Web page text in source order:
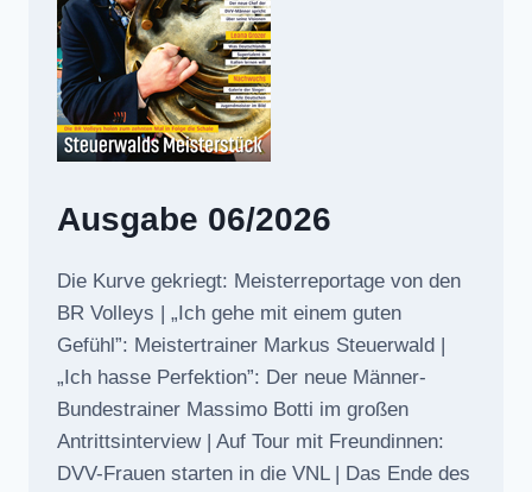
Ausgabe 06/2026
Die Kurve gekriegt: Meisterreportage von den
BR Volleys | „Ich gehe mit einem guten
Gefühl”: Meistertrainer Markus Steuerwald |
„Ich hasse Perfektion”: Der neue Männer-
Bundestrainer Massimo Botti im großen
Antrittsinterview | Auf Tour mit Freundinnen:
DVV-Frauen starten in die VNL | Das Ende des